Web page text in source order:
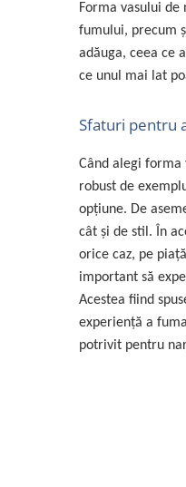
Forma vasului
fumului, precum
adăuga, ceea ce
ce unul mai lat
Sfaturi pentru
Când alegi forma
robust de
opţiune. De
cât și de stil. În
orice caz, pe
important să
Acestea fiind
experienţă a
potrivit pentru